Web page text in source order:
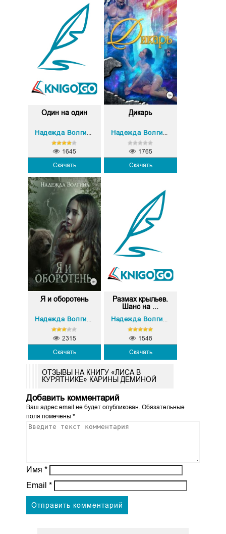
Один на один
Скачать
1645
Дикарь
Скачать
1765
Я и оборотень
Надежда Волгина
Скачать
2315
Размах крыльев.
Шанс на ...
Надежда Волгина
Скачать
1548
ОТЗЫВЫ НА КНИГУ «ЛИСА В
КУРЯТНИКЕ» КАРИНЫ ДЕМИНОЙ
Добавить комментарий
Ваш адрес email не будет опубликован.Обязательные
поля помечены *
Имя *
Email *